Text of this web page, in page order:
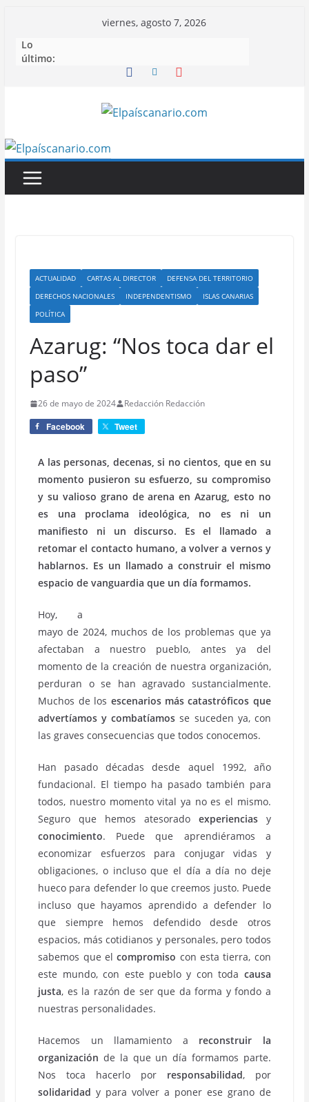
contenido
viernes, agosto 7, 2026
Lo
último:
ACTUALIDAD CARTAS AL DIRECTOR
DEFENSA DEL TERRITORIO
DERECHOS NACIONALES
INDEPENDENTISMO
ISLAS CANARIAS
POLÍTICA
Azarug: “Nos toca dar el
paso”
26 de mayo de 2024 Redacción Redacción
Facebook Tweet
A las personas, decenas, si no cientos, que en su
momento pusieron su esfuerzo, su compromiso
y su valioso grano de arena en Azarug, esto no
es una proclama ideológica, no es ni un
manifiesto ni un discurso. Es el llamado a
retomar el contacto humano, a volver a vernos y
hablarnos. Es un llamado a construir el mismo
espacio de vanguardia que un día formamos.
Hoy, a
mayo de 2024, muchos de los problemas que ya
afectaban a nuestro pueblo, antes ya del
momento de la creación de nuestra organización,
perduran o se han agravado sustancialmente.
Muchos de los escenarios más catastróficos que
advertíamos y combatíamos se suceden ya, con
las graves consecuencias que todos conocemos.
Han pasado décadas desde aquel 1992, año
fundacional. El tiempo ha pasado también para
todos, nuestro momento vital ya no es el mismo.
Seguro que hemos atesorado experienciasy
conocimiento. Puede que aprendiéramos a
economizar esfuerzos para conjugar vidas y
obligaciones, o incluso que el día a día no deje
hueco para defender lo que creemos justo. Puede
incluso que hayamos aprendido a defender lo
que siempre hemos defendido desde otros
espacios, más cotidianos y personales, pero todos
sabemos que elcompromiso con esta tierra, con
este mundo, con este pueblo y con toda causa
justa, es la razón de ser que da forma y fondo a
nuestras personalidades.
Hacemos un llamamiento a reconstruir la
organización de la que un día formamos parte.
Nos toca hacerlo por responsabilidad, por
solidaridad y para volver a poner ese grano de